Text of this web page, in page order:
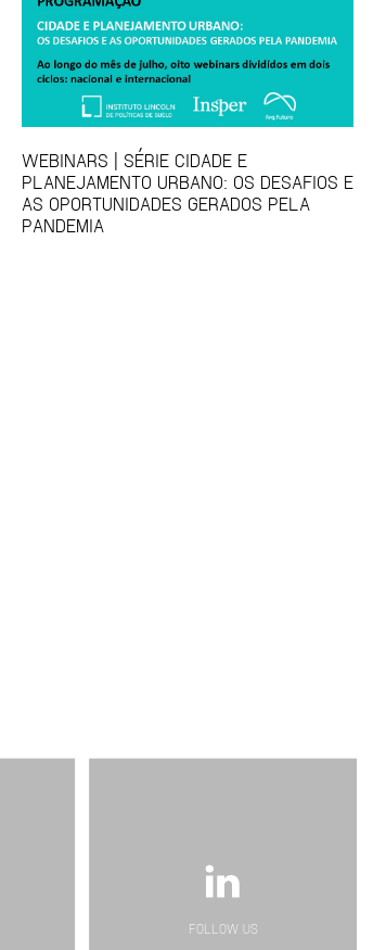
WEBINARS | SÉRIE CIDADE E
PLANEJAMENTO URBANO: OS DESAFIOS E
AS OPORTUNIDADES GERADOS PELA
PANDEMIA
FOLLOW US